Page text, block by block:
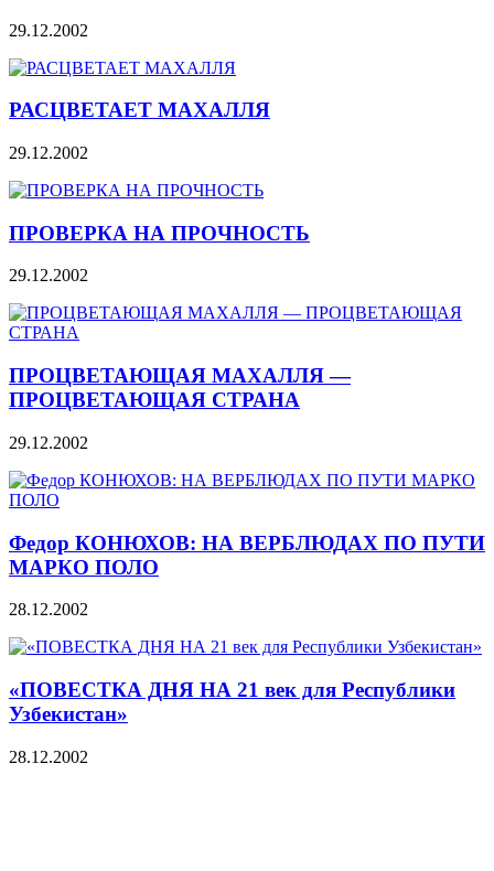
29.12.2002
РАСЦВЕТАЕТ МАХАЛЛЯ
29.12.2002
ПРОВЕРКА НА ПРОЧНОСТЬ
29.12.2002
ПРОЦВЕТАЮЩАЯ МАХАЛЛЯ —
ПРОЦВЕТАЮЩАЯ СТРАНА
29.12.2002
Федор КОНЮХОВ: НА ВЕРБЛЮДАХ ПО ПУТИ
МАРКО ПОЛО
28.12.2002
«ПОВЕСТКА ДНЯ НА 21 век для Республики
Узбекистан»
28.12.2002